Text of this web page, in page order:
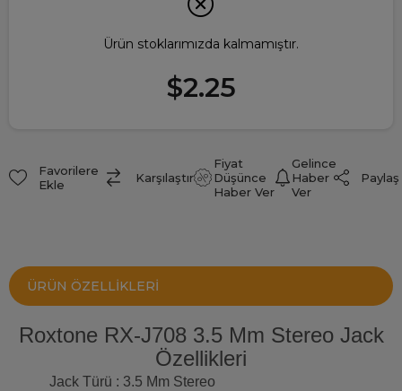
Ürün stoklarımızda kalmamıştır.
$2.25
Favorilere
Ekle
Karşılaştır
Fiyat
Düşünce
Haber Ver
Gelince
Haber
Ver
Paylaş
ÜRÜN ÖZELLIKLERI
Roxtone RX-J708 3.5 Mm Stereo Jack
Özellikleri
Jack Türü : 3.5 Mm Stereo